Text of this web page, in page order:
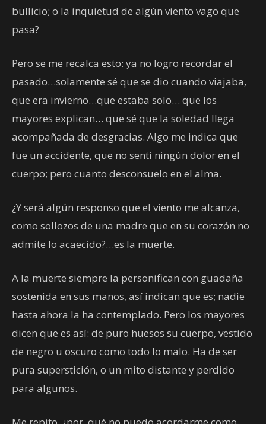
bullicio; o la inquietud de algún viento vago que
pasa?
Pero se me recalca esto: ya no logro recordar el
pasado…solamente sé que se dio cuando viajaba,
que era invierno…que estaba solo… que los
mayores explican… que sé que la soledad llega
acompañada de desgracias. Algo me indica que
fue un accidente, que no sentí ningún dolor en el
cuerpo; pero cuanto desconsuelo en el alma.
¿Y será algún responso que el viento me alcanza,
como sollozos de una madre que en su corazón no
admite lo acaecido?…es la muerte.
A la muerte siempre la personifican con guadaña
sostenida en sus manos, así indican que es; nadie
hasta ahora la ha contemplado. Pero los mayores
dicen que es así: de puro huesos su cuerpo, vestido
de negro u oscuro como todo lo malo. Ha de ser
pura superstición, o un mito distante y perdido
para algunos.